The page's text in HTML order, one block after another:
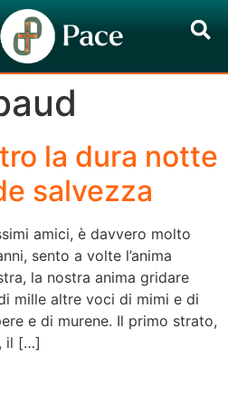
la dura notte
salvezza
amici, è davvero molto
sento a volte l’anima
la nostra anima gridare
mille altre voci di mimi e di
e di murene. Il primo strato,
il […]